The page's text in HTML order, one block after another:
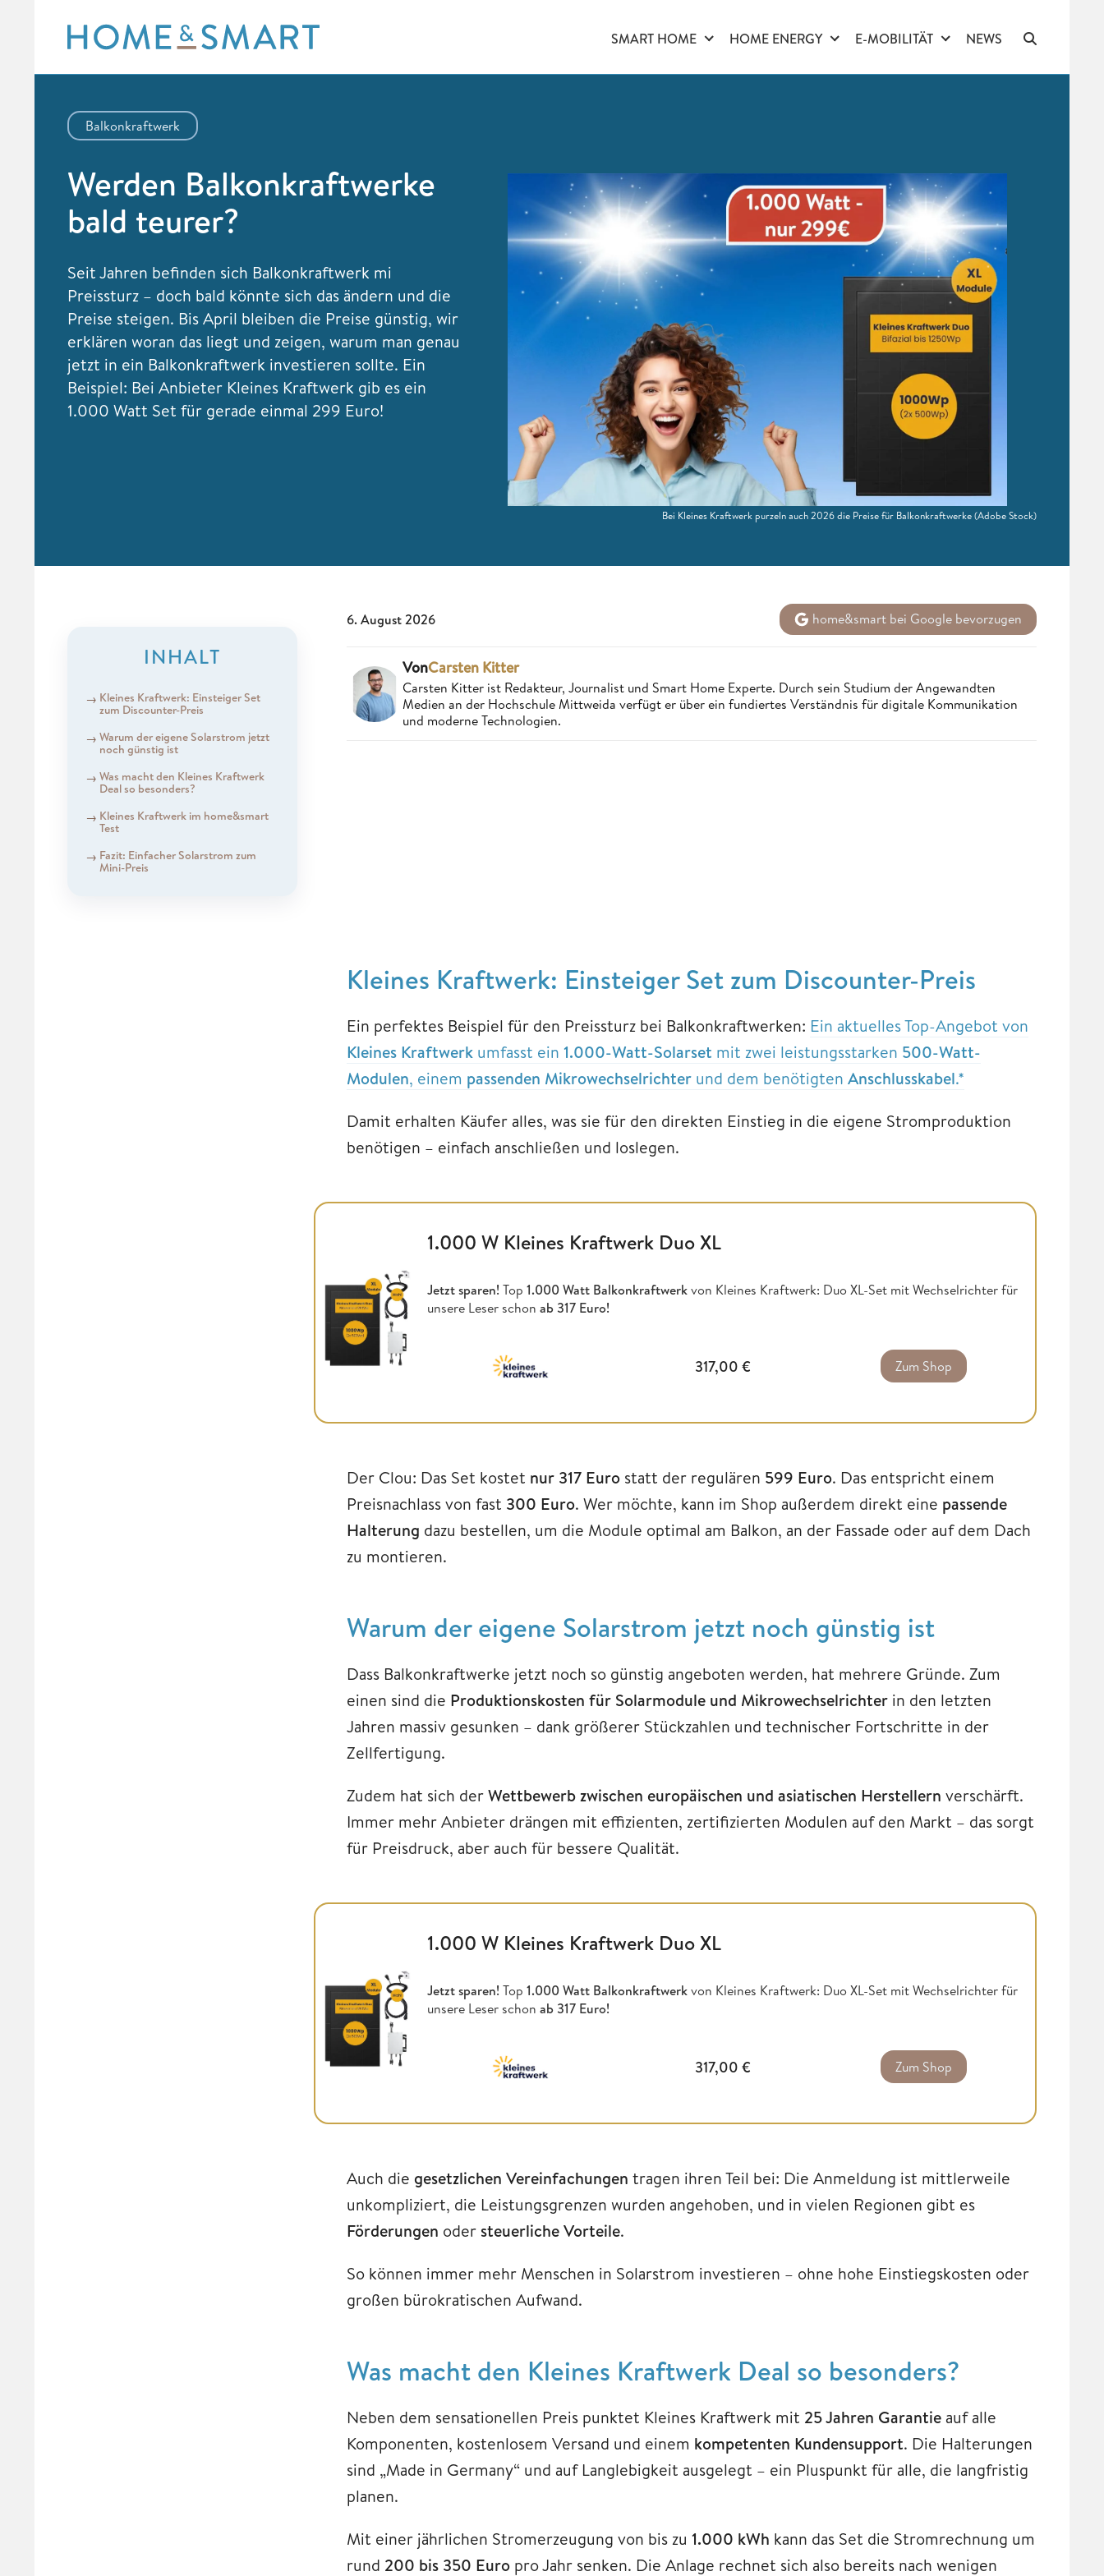
content
SMART HOME HOME ENERGY E-MOBILITÄT NEWS
Balkonkraftwerk
Werden Balkonkraftwerke
bald teurer?
Seit Jahren befinden sich Balkonkraftwerk mi
Preissturz – doch bald könnte sich das ändern und die
Preise steigen. Bis April bleiben die Preise günstig, wir
erklären woran das liegt und zeigen, warum man genau
jetzt in ein Balkonkraftwerk investieren sollte. Ein
Beispiel: Bei Anbieter Kleines Kraftwerk gib es ein
1.000 Watt Set für gerade einmal 299 Euro!
Bei Kleines Kraftwerk purzeln auch 2026 die Preise für Balkonkraftwerke(Adobe Stock)
INHALT
Kleines Kraftwerk: Einsteiger Set
zum Discounter-Preis
Warum der eigene Solarstrom jetzt
noch günstig ist
Was macht den Kleines Kraftwerk
Deal so besonders?
Kleines Kraftwerk im home&smart
Test
Fazit: Einfacher Solarstrom zum
Mini-Preis
6. August 2026 home&smart bei Google bevorzugen
VonCarsten Kitter
Carsten Kitter ist Redakteur, Journalist und Smart Home Experte. Durch sein Studium der Angewandten
Medien an der Hochschule Mittweida verfügt er über ein fundiertes Verständnis für digitale Kommunikation
und moderne Technologien.
Kleines Kraftwerk: Einsteiger Set zum Discounter-Preis
Ein perfektes Beispiel für den Preissturz bei Balkonkraftwerken: Ein aktuelles Top-Angebot von
Kleines Kraftwerk umfasst ein 1.000-Watt-Solarset mit zwei leistungsstarken 500-Watt-
Modulen, einem passenden Mikrowechselrichter und dem benötigten Anschlusskabel.*
Damit erhalten Käufer alles, was sie für den direkten Einstieg in die eigene Stromproduktion
benötigen – einfach anschließen und loslegen.
1.000 W Kleines Kraftwerk Duo XL
Jetzt sparen! Top 1.000 Watt Balkonkraftwerkvon Kleines Kraftwerk: Duo XL-Set mit Wechselrichter für
unsere Leser schon ab 317 Euro!
317,00 € Zum Shop
Der Clou: Das Set kostet nur 317 Euro statt der regulären 599 Euro. Das entspricht einem
Preisnachlass von fast 300 Euro. Wer möchte, kann im Shop außerdem direkt eine passende
Halterung dazu bestellen, um die Module optimal am Balkon, an der Fassade oder auf dem Dach
zu montieren.
Warum der eigene Solarstrom jetzt noch günstig ist
Dass Balkonkraftwerke jetzt noch so günstig angeboten werden, hat mehrere Gründe. Zum
einen sind die Produktionskosten für Solarmodule und Mikrowechselrichter in den letzten
Jahren massiv gesunken – dank größerer Stückzahlen und technischer Fortschritte in der
Zellfertigung.
Zudem hat sich derWettbewerb zwischen europäischen und asiatischen Herstellern verschärft.
Immer mehr Anbieter drängen mit effizienten, zertifizierten Modulen auf den Markt – das sorgt
für Preisdruck, aber auch für bessere Qualität.
1.000 W Kleines Kraftwerk Duo XL
Jetzt sparen! Top 1.000 Watt Balkonkraftwerkvon Kleines Kraftwerk: Duo XL-Set mit Wechselrichter für
unsere Leser schon ab 317 Euro!
317,00 € Zum Shop
Auch die gesetzlichen Vereinfachungen tragen ihren Teil bei: Die Anmeldung ist mittlerweile
unkompliziert, die Leistungsgrenzen wurden angehoben, und in vielen Regionen gibt es
Förderungen oder steuerliche Vorteile.
So können immer mehr Menschen in Solarstrom investieren – ohne hohe Einstiegskosten oder
großen bürokratischen Aufwand.
Was macht den Kleines Kraftwerk Deal so besonders?
Neben dem sensationellen Preis punktet Kleines Kraftwerk mit 25 Jahren Garantie auf alle
Komponenten, kostenlosem Versand und einem kompetenten Kundensupport. Die Halterungen
sind „Made in Germany“ und auf Langlebigkeit ausgelegt – ein Pluspunkt für alle, die langfristig
planen.
Mit einer jährlichen Stromerzeugung von bis zu 1.000 kWh kann das Set die Stromrechnung um
rund 200 bis 350 Euro pro Jahr senken. Die Anlage rechnet sich also bereits nach wenigen